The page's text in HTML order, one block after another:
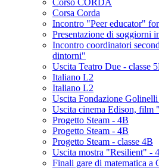
Corso CORDA
Corsa Corda
Incontro "Peer educator"
Presentazione di soggiorni
Incontro coordinatori
dintorni"
Uscita Teatro Due - classe
Italiano L2
Italiano L2
Uscita Fondazione
Uscita cinema Edison, film
Progetto Steam - 4B
Progetto Steam - 4B
Progetto Steam - classe 4B
Uscita mostra "Resilient" -
Finali gare di matematica a